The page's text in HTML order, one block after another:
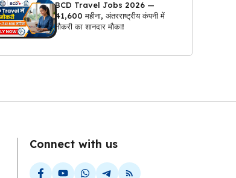
BCD Travel Jobs 2026 —
₹41,600 महीना, अंतरराष्ट्रीय कंपनी में
नौकरी का शानदार मौका!
Connect with us